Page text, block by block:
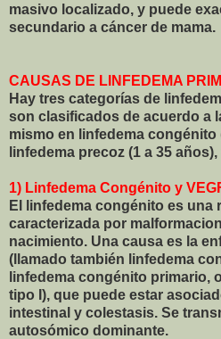
masivo localizado, y puede
secundario a cáncer de mama.
CAUSAS DE LINFEDEMA
Hay tres categorías de
son clasificados de acuerdo a
mismo en linfedema congénito
linfedema precoz (1 a 35
1) Linfedema Congénito y
El linfedema congénito es una
caracterizada por
nacimiento. Una causa es la
(llamado también linfedema
linfedema congénito primario,
tipo I), que puede estar
intestinal y colestasis. Se
autosómico dominante.